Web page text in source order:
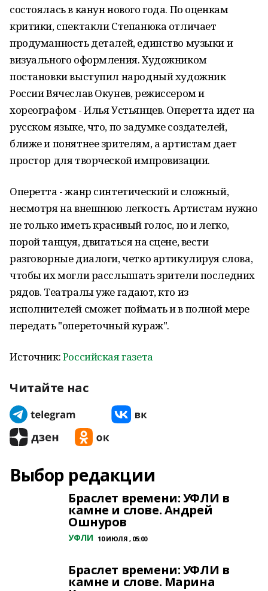
состоялась в канун нового года. По оценкам
критики, спектакли Степанюка отличает
продуманность деталей, единство музыки и
визуального оформления. Художником
постановки выступил народный художник
России Вячеслав Окунев, режиссером и
хореографом - Илья Устьянцев. Оперетта идет на
русском языке, что, по задумке создателей,
ближе и понятнее зрителям, а артистам дает
простор для творческой импровизации.
Оперетта - жанр синтетический и сложный,
несмотря на внешнюю легкость. Артистам нужно
не только иметь красивый голос, но и легко,
порой танцуя, двигаться на сцене, вести
разговорные диалоги, четко артикулируя слова,
чтобы их могли расслышать зрители последних
рядов. Театралы уже гадают, кто из
исполнителей сможет поймать и в полной мере
передать "опереточный кураж".
Источник:Российская газета
Читайте нас
Выбор редакции
Браслет времени: УФЛИ в
камне и слове. Андрей
Ошнуров
УФЛИ 10 ИЮЛЯ , 05:00
Браслет времени: УФЛИ в
камне и слове. Марина